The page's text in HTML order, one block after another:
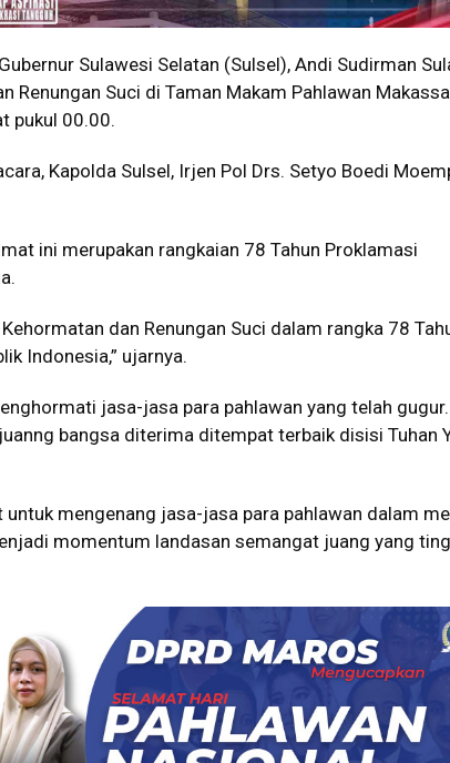
Sulawesi Selatan (Sulsel), Andi Sudirman
Renungan Suci di Taman Makam Pahlawan
pukul 00.00.
Kapolda Sulsel, Irjen Pol Drs. Setyo Boedi
ini merupakan rangkaian 78 Tahun Proklamasi
dan Renungan Suci dalam rangka 78
Indonesia,” ujarnya.
jasa-jasa para pahlawan yang telah
bangsa diterima ditempat terbaik disisi Tuhan
untuk mengenang jasa-jasa para pahlawan dalam
momentum landasan semangat juang yang